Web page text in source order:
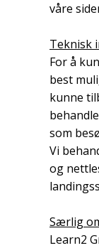
våre
Teknisk
For å
best
kunne
som
Vi
og
Særlig
Learn2